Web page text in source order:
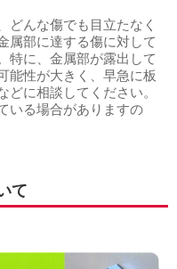
どんな傷でも目立たなく
属部に達する傷に対して
特に、金属部が露出して
能性が大きく、早急に板
に相談してください。
いる場合がありますの
て